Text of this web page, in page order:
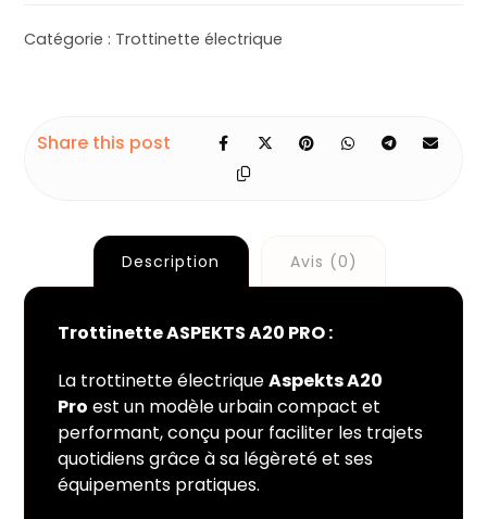
Catégorie : Trottinette électrique
Description Avis (0)
Trottinette ASPEKTS A20 PRO :
La trottinette électriqueAspekts A20
Pro est un modèle urbain compact et
performant, conçu pour faciliter les trajets
quotidiens grâce à sa légèreté et ses
équipements pratiques.